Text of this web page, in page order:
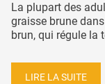
La plupart des
graisse brune
brun, qui régule la
LIRE LA SUITE